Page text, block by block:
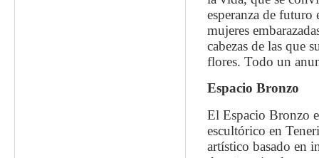
esperanza de futuro
mujeres
cabezas de las que
flores. Todo un
Espacio Bronzo
El Espacio Bronzo
escultórico en
artístico basado en